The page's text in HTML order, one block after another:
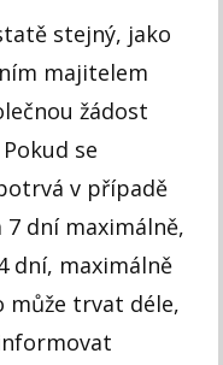
stejný, jako
majitelem
žádost
se
v případě
dní maximálně,
dní, maximálně
může trvat déle,